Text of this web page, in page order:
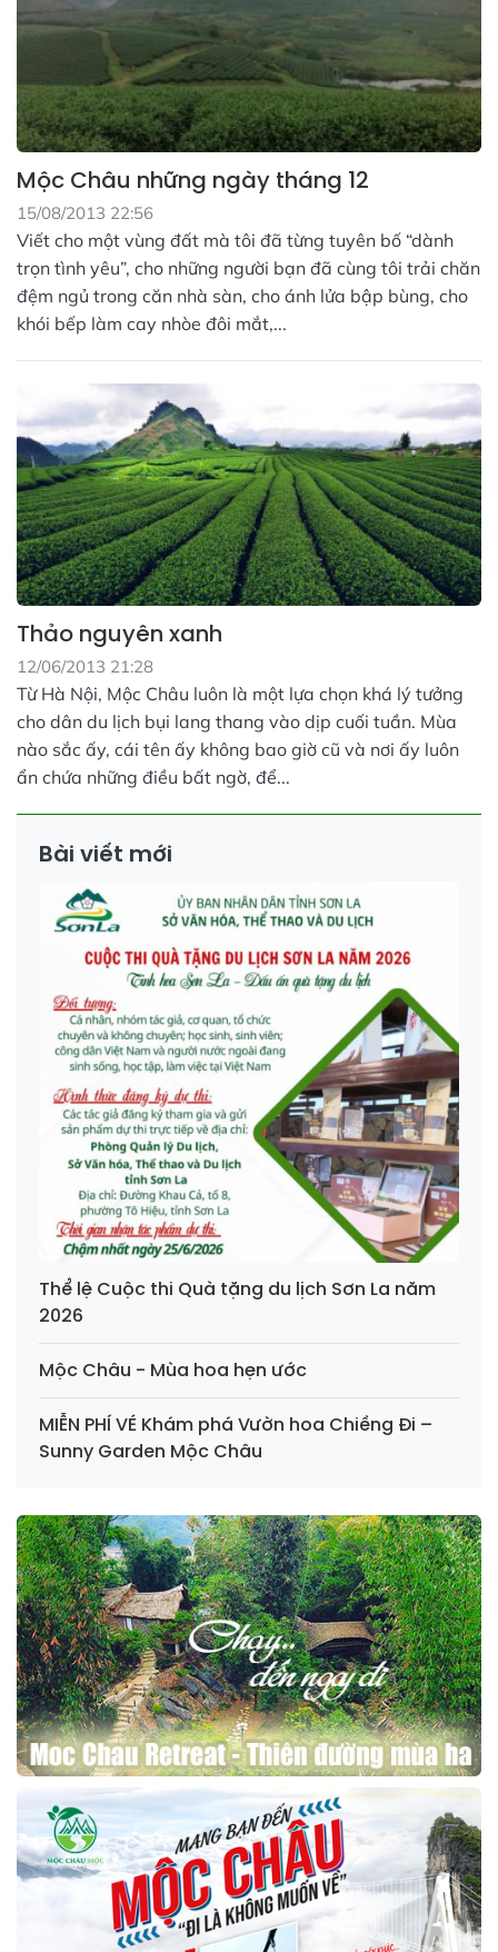
Mộc Châu những ngày tháng 12
15/08/2013 22:56
Viết cho một vùng đất mà tôi đã từng tuyên bố “dành
trọn tình yêu”, cho những người bạn đã cùng tôi trải chăn
đệm ngủ trong căn nhà sàn, cho ánh lửa bập bùng, cho
khói bếp làm cay nhòe đôi mắt,...
Thảo nguyên xanh
12/06/2013 21:28
Từ Hà Nội, Mộc Châu luôn là một lựa chọn khá lý tưởng
cho dân du lịch bụi lang thang vào dịp cuối tuần. Mùa
nào sắc ấy, cái tên ấy không bao giờ cũ và nơi ấy luôn
ẩn chứa những điều bất ngờ, để...
Bài viết mới
Thể lệ Cuộc thi Quà tặng du lịch Sơn La năm
2026
Mộc Châu - Mùa hoa hẹn ước
MIỄN PHÍ VÉ Khám phá Vườn hoa Chiềng Đi –
Sunny Garden Mộc Châu